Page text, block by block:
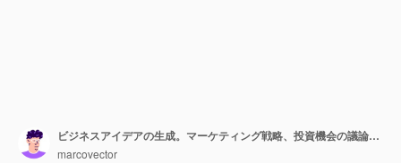
ビジネスアイデアの生成。マーケティング戦略、投資機会の議論。立ち上げ、ビジネスの成功、ブレーンストーミング会議のコンセプトを開始します。孤立したコンセプトクリエイティブイラスト
marcovector